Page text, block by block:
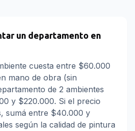
un departamento en
cuesta entre $60.000
mano de obra (sin
de 2 ambientes
y $220.000. Si el precio
sumá entre $40.000 y
según la calidad de pintura